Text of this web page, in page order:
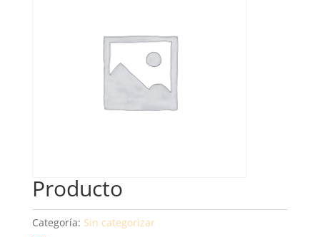
Producto
Categoría: Sin categorizar